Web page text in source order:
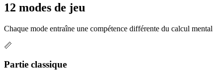
12 modes de jeu
Chaque mode entraîne une compétence différente du calcul mental
📏
Partie classique